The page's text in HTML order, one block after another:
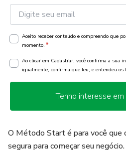
Aceito receber conteúdo e compreendo que
momento. *
Ao clicar em Cadastrar, você confirma a sua
igualmente, confirma que leu, e entendeu os
Tenho interesse em
O Método Start é para você que
segura para começar seu